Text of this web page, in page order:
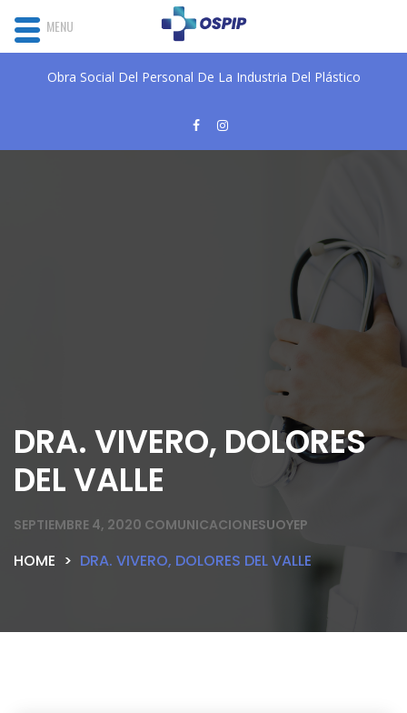
Obra Social Del Personal De La Industria Del Plástico
DRA. VIVERO, DOLORES
DEL VALLE
SEPTIEMBRE 4, 2020 COMUNICACIONESUOYEP
HOME DRA. VIVERO, DOLORES DEL VALLE
MENU